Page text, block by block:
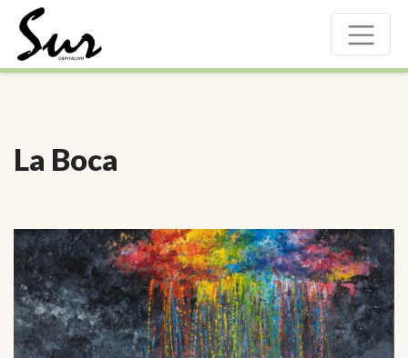
La Boca